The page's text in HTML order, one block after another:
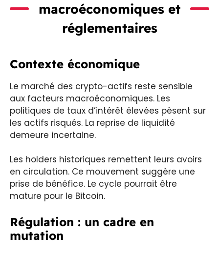
macroéconomiques et
réglementaires
Contexte économique
Le marché des crypto-actifs reste sensible
aux facteurs macroéconomiques. Les
politiques de taux d’intérêt élevées pèsent sur
les actifs risqués. La reprise de liquidité
demeure incertaine.
Les holders historiques remettent leurs avoirs
en circulation. Ce mouvement suggère une
prise de bénéfice. Le cycle pourrait être
mature pour le Bitcoin.
Régulation : un cadre en
mutation